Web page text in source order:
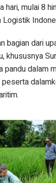
hari, mulai 8
bagian dari
khususnya
pandu dalam